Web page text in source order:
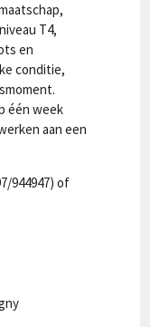
T4,
en
conditie,
één week
aan een
944947) of